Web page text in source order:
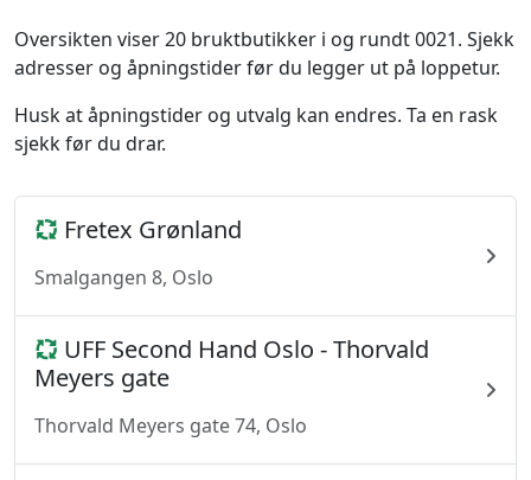
Oversikten viser 20 bruktbutikker i og rundt 0021. Sjekk
adresser og åpningstider før du legger ut på loppetur.
Husk at åpningstider og utvalg kan endres. Ta en rask
sjekk før du drar.
Fretex Grønland
Smalgangen 8, Oslo
UFF Second Hand Oslo - Thorvald
Meyers gate
Thorvald Meyers gate 74, Oslo